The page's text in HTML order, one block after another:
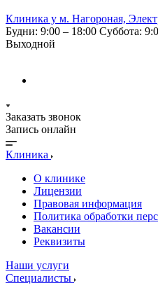
Клиника у м. Нагороная,
Будни: 9:00 – 18:00 Суббота:
Выходной
Заказать звонок
Запись онлайн
Клиника
О клинике
Лицензии
Правовая информация
Политика обработки
Вакансии
Реквизиты
Наши услуги
Специалисты